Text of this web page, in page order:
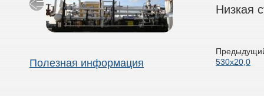
Полезная информация
Низкая
530х20,0